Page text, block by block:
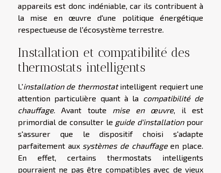
appareils est donc indéniable, car ils contribuent à
la mise en œuvre d'une politique énergétique
respectueuse de l'écosystème terrestre.
Installation et compatibilité des
thermostats intelligents
L'installation de thermostatintelligent requiert une
attention particulière quant à la compatibilité de
chauffage. Avant toute mise en œuvre, il est
primordial de consulter le guide d'installationpour
s'assurer que le dispositif choisi s'adapte
parfaitement aux systèmes de chauffageen place.
En effet, certains thermostats intelligents
pourraient ne pas être compatibles avec de vieux